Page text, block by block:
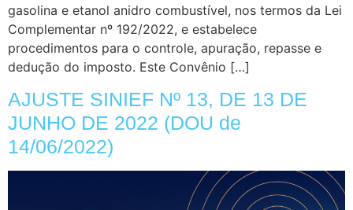
gasolina e etanol anidro combustível, nos termos da Lei
Complementar nº 192/2022, e estabelece
procedimentos para o controle, apuração, repasse e
dedução do imposto. Este Convênio […]
AJUSTE SINIEF Nº 13, DE 13 DE
JUNHO DE 2022 (DOU de
14/06/2022)